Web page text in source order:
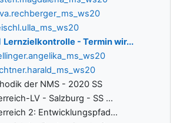
Lernzielkontrolle - Termin wir...
der NMS - 2020 SS
LV - Salzburg - SS ...
2: Entwicklungspfad...